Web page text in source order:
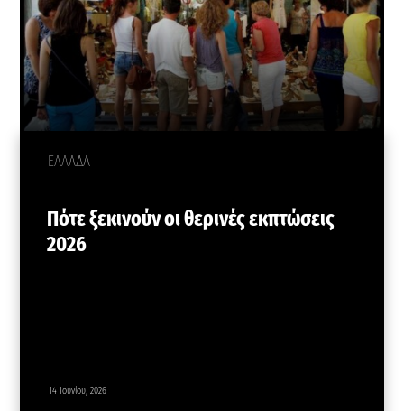
ΕΛΛΑΔΑ
Πότε ξεκινούν οι θερινές εκπτώσεις
2026
14 Ιουνίου, 2026